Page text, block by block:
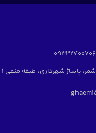
پاساژ شهرداری، طبقه منفی ۱